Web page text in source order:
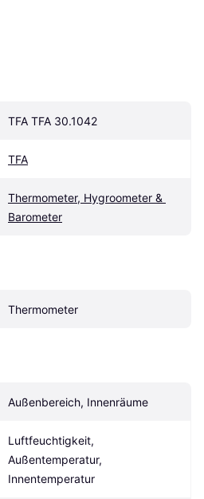
TFA TFA 30.1042
TFA
Thermometer, Hygroometer &
Barometer
Thermometer
Außenbereich, Innenräume
Luftfeuchtigkeit,
Außentemperatur,
Innentemperatur